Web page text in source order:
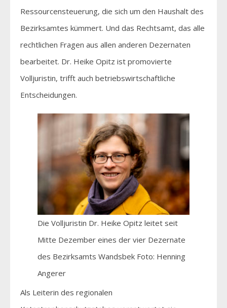
Ressourcensteuerung, die sich um den Haushalt des
Bezirksamtes kümmert. Und das Rechtsamt, das alle
rechtlichen Fragen aus allen anderen Dezernaten
bearbeitet. Dr. Heike Opitz ist promovierte
Volljuristin, trifft auch betriebswirtschaftliche
Entscheidungen.
Die Volljuristin Dr. Heike Opitz leitet seit
Mitte Dezember eines der vier Dezernate
des Bezirksamts Wandsbek Foto: Henning
Angerer
Als Leiterin des regionalen